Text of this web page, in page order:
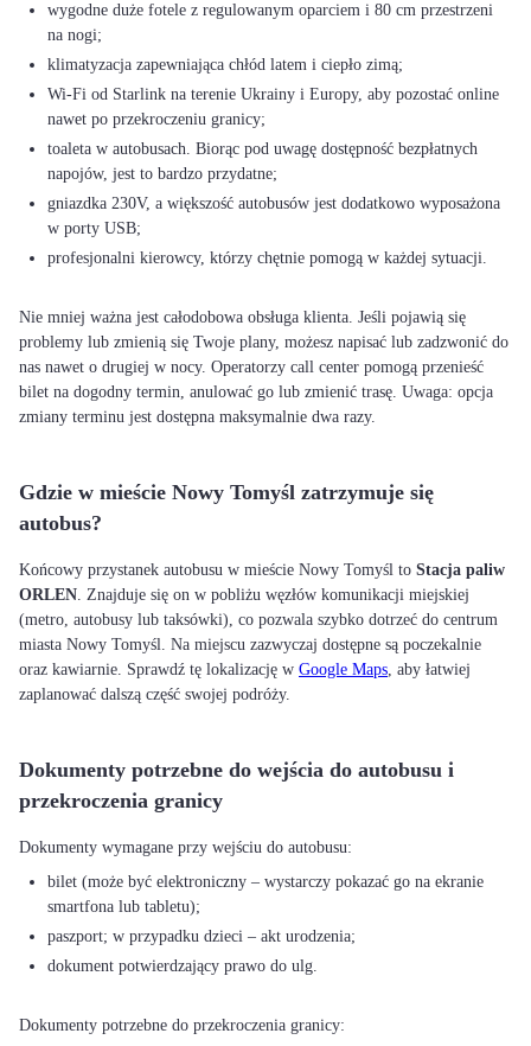
wygodne duże fotele z regulowanym oparciem i 80 cm przestrzeni
na nogi;
klimatyzacja zapewniająca chłód latem i ciepło zimą;
Wi-Fi od Starlink na terenie Ukrainy i Europy, aby pozostać online
nawet po przekroczeniu granicy;
toaleta w autobusach. Biorąc pod uwagę dostępność bezpłatnych
napojów, jest to bardzo przydatne;
gniazdka 230V, a większość autobusów jest dodatkowo wyposażona
w porty USB;
profesjonalni kierowcy, którzy chętnie pomogą w każdej sytuacji.
Nie mniej ważna jest całodobowa obsługa klienta. Jeśli pojawią się
problemy lub zmienią się Twoje plany, możesz napisać lub zadzwonić do
nas nawet o drugiej w nocy. Operatorzy call center pomogą przenieść
bilet na dogodny termin, anulować go lub zmienić trasę. Uwaga: opcja
zmiany terminu jest dostępna maksymalnie dwa razy.
Gdzie w mieście Nowy Tomyśl zatrzymuje się
autobus?
Końcowy przystanek autobusu w mieście Nowy Tomyśl to Stacja paliw
ORLEN. Znajduje się on w pobliżu węzłów komunikacji miejskiej
(metro, autobusy lub taksówki), co pozwala szybko dotrzeć do centrum
miasta Nowy Tomyśl. Na miejscu zazwyczaj dostępne są poczekalnie
oraz kawiarnie. Sprawdź tę lokalizację w Google Maps, aby łatwiej
zaplanować dalszą część swojej podróży.
Dokumenty potrzebne do wejścia do autobusu i
przekroczenia granicy
bilet (może być elektroniczny – wystarczy pokazać go na ekranie
smartfona lub tabletu);
paszport; w przypadku dzieci – akt urodzenia;
dokument potwierdzający prawo do ulg.